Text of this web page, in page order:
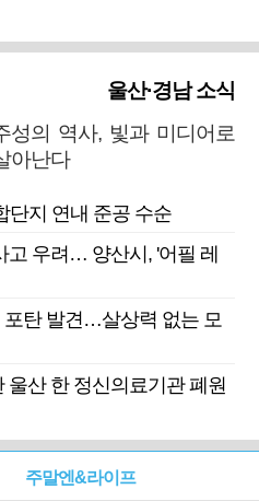
울산·경남 소식
성의 역사, 빛과 미디어로
아난다
단지 연내 준공 수순
고 우려… 양산시, '어필 레
포탄 발견…살상력 없는 모
산 한 정신의료기관 폐원
주말엔&라이프